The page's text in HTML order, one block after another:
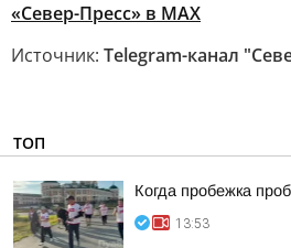
«Север-Пресс» в MAX
Источник: Telegram-канал
ТОП
Когда пробежка
13:53